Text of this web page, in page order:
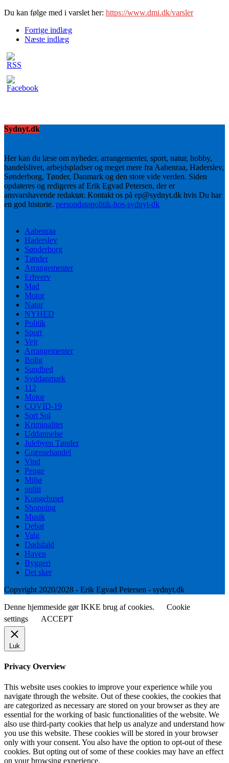
Du kan følge med i varslet her: https://www.dmi.dk/varsler
Forrige indlæg
Næste indlæg
Sydnyt.dk
Her kan du læse om nyheder, arrangementer, sport, natur, hobby,
handelslivet, arbejdspladser og meget mere fra Aabenraa, Haderslev,
Sønderborg, Tønder, Danmark og den store vide verden. Siden
opdateres og redigeres af Erik Egvad Petersen, der er
ansvarshavende redaktør. Kontakt os på ep@sydnyt.dk hvis Du har
en god historie. persondatapolitik-hos-sydnyt-dk
Aabenraa
Haderslev
Sønderborg
Tønder
Arrangementer
Erhverv
Mad
Motor
Natur
NYHED
Politik
Sport
Vejr
Arrangementer
Bolig
Sundhed
Syddanmark
112
Motor
COVID-19
Sort Sol
Kriminalitet
Uddannelse
Julebyen Tønder
Grænsehandel
Vind
Penge
Miljø
politi
Kongehuset
Shopping
Musik
Debat
Valg
Dødsfald
Haven
Byggeri
Det sker
Copyright 2020/2028 - Erik Egvad Petersen - sydnyt.dk
Denne hjemmeside gør IKKE brug af cookies.
Cookie
settings
ACCEPT
Luk
Privacy Overview
This website uses cookies to improve your experience while you
navigate through the website. Out of these cookies, the cookies that
are categorized as necessary are stored on your browser as they are
essential for the working of basic functionalities of the website. We
also use third-party cookies that help us analyze and understand how
you use this website. These cookies will be stored in your browser
only with your consent. You also have the option to opt-out of these
cookies. But opting out of some of these cookies may have an effect
on your browsing experience.